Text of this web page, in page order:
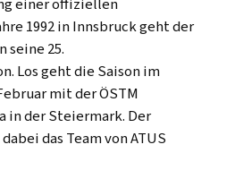
einer offiziellen
1992 in Innsbruck geht der
seine 25.
Los geht die Saison im
mit der ÖSTM
in der Steiermark. Der
das Team von ATUS